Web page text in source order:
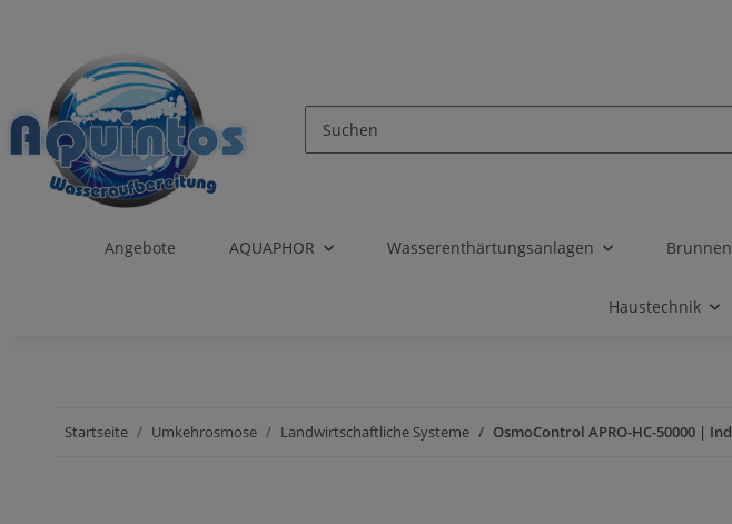
Angebote AQUAPHOR Wasserenthärtungsanlagen
Haustechnik
Startseite Umkehrosmose Landwirtschaftliche Systeme OsmoControl APRO-HC-50000 |